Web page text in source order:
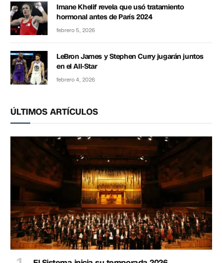
Imane Khelif revela que usó tratamiento
hormonal antes de París 2024
febrero 5, 2026
LeBron James y Stephen Curry jugarán juntos
en el All-Star
febrero 4, 2026
ÚLTIMOS ARTÍCULOS